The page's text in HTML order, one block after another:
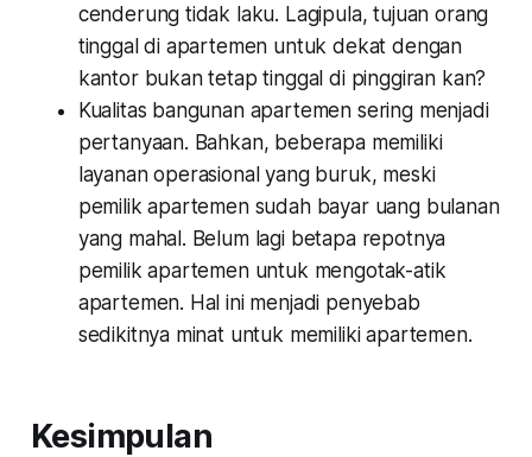
cenderung tidak laku. Lagipula, tujuan orang
tinggal di apartemen untuk dekat dengan
kantor bukan tetap tinggal di pinggiran kan?
Kualitas bangunan apartemen sering menjadi
pertanyaan. Bahkan, beberapa memiliki
layanan operasional yang buruk, meski
pemilik apartemen sudah bayar uang bulanan
yang mahal. Belum lagi betapa repotnya
pemilik apartemen untuk mengotak-atik
apartemen. Hal ini menjadi penyebab
sedikitnya minat untuk memiliki apartemen.
Kesimpulan